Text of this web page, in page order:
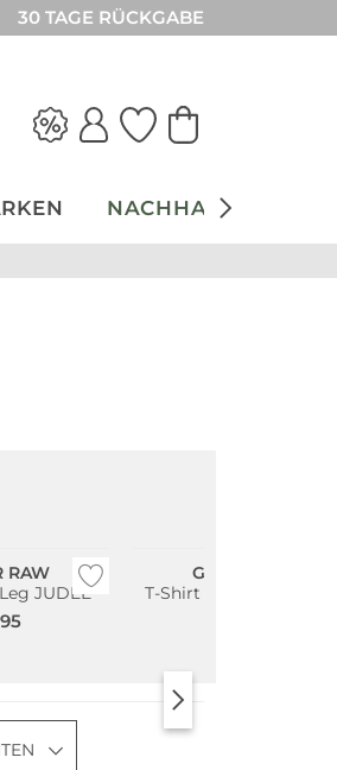
30 TAGE RÜCKGABE
NACHHALTIGKEIT
RAW
JUDEE
G-STAR RAW
T-Shirt Regular-Fit